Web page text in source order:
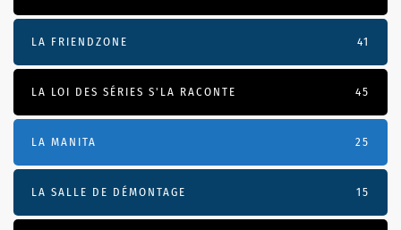
LA FRIENDZONE 41
LA LOI DES SÉRIES S'LA RACONTE 45
LA MANITA 25
LA SALLE DE DÉMONTAGE 15